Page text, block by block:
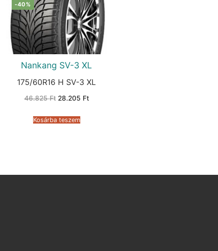
-40%
Nankang SV-3 XL
175/60R16 H SV-3 XL
46.825Ft Original
46.825 Ft.
28.205 FtCurrent
Kosárba teszem